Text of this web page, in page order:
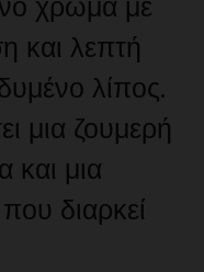
και λεπτή
λίπος.
μια ζουμερή
μια
διαρκεί